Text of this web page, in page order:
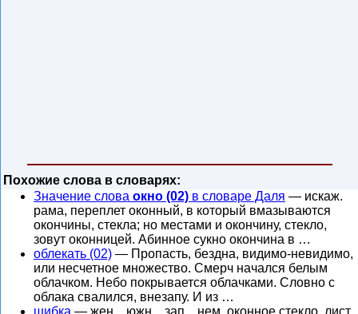
Похожие слова в словарях:
Значение слова окно (02) в словаре Даля — искаж.
рама, переплет оконный, в который вмазываются
окончины, стекла; но местами и окончину, стекло,
зовут оконницей. Абинное сукно окончина в …
облекать (02) — Пропасть, бездна, видимо-невидимо,
или несчетное множество. Смерч начался белым
облачком. Небо покрывается облачками. Словно с
облака свалился, внезапу. И из …
шибка — жен. , южн. , зап. , нем. оконное стекло, лист,